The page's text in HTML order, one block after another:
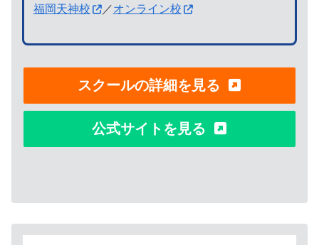
福岡天神校
／オンライン校
スクールの詳細を見る
公式サイトを見る